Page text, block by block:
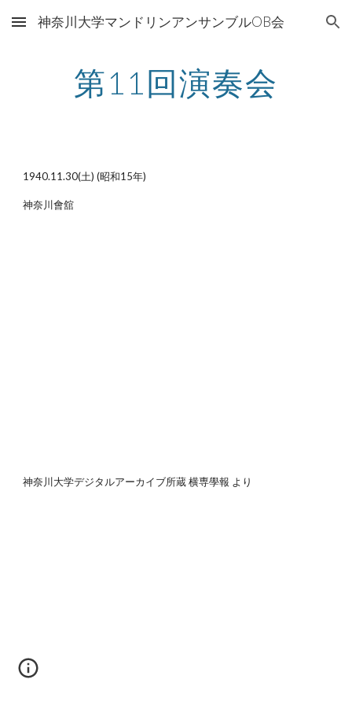
Skip to main content Skip to navigation
神奈川大学マンドリンアンサンブルOB会
第11回演奏会
1940.11.30(土) (昭和15年)
神奈川會舘
神奈川大学デジタルアーカイブ所蔵 横専學報 より